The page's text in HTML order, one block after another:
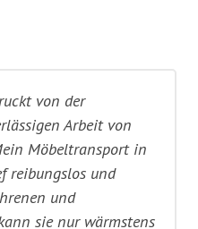
von der
Arbeit von
Möbeltransport in
reibungslos und
und
sie nur wärmstens